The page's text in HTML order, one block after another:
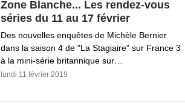
Zone Blanche... Les rendez-vous
séries du 11 au 17 février
Des nouvelles enquêtes de Michèle Bernier
dans la saison 4 de "La Stagiaire" sur France 3
à la mini-série britannique sur…
lundi 11 février 2019